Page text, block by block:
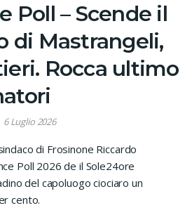
Poll – Scende il
di Mastrangeli,
Rocca ultimo
6 Luglio 2026
di Frosinone Riccardo
Poll 2026 de il Sole24ore
del capoluogo ciociaro un
cento.